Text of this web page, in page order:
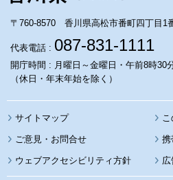
〒760-8570 香川県高松市番町四丁目1
代表電話 : 087-831-1111
開庁時間 : 月曜日～金曜日・午前8時30
（休日・年末年始を除く）
サイトマップ
携
ウェブアクセシビリティ方針 広